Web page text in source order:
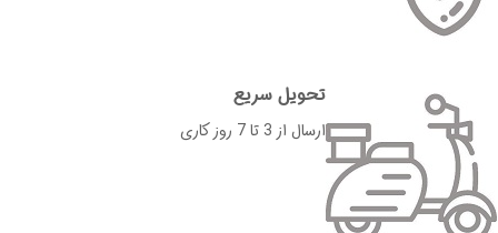
تحویل سریع
ارسال از 3 تا 7 روز کاری